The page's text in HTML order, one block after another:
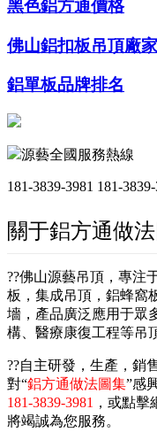
黑色鋁方通價格
佛山鋁扣板吊頂廠家
鋁單板品牌排名
源藝全國服務熱線
181-3839-3981 181-3839-
關于鋁方通做
??佛山源藝吊頂，專注
板，集成吊頂，鋁蜂窩
墻，產品廣泛應用于眾
構、醫療康復工程等吊
??自主研發，生產，銷
對“鋁方通做法圖集”感
181-3839-3981 ，或點
將竭誠為您服務。